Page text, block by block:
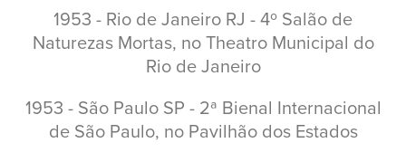
1953 - Rio de Janeiro RJ - 4º Salão de
Naturezas Mortas, no Theatro Municipal do
Rio de Janeiro
1953 - São Paulo SP - 2ª Bienal Internacional
de São Paulo, no Pavilhão dos Estados